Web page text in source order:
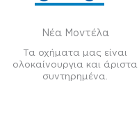
Νέα Μοντέλα
Τα οχήματα μας είναι
ολοκαίνουργια και άριστα
συντηρημένα.